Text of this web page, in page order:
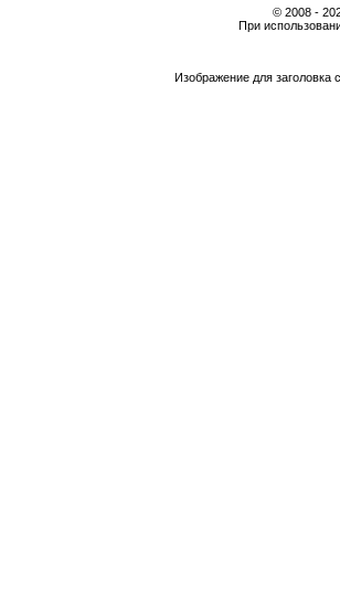
© 2008 -
При
Изображение для